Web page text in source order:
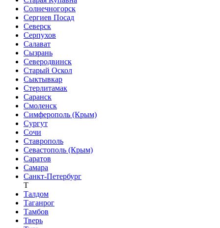
Солнечногорск
Сергиев Посад
Северск
Серпухов
Салават
Сызрань
Северодвинск
Старый Оскол
Сыктывкар
Стерлитамак
Саранск
Смоленск
Симферополь (Крым)
Сургут
Сочи
Ставрополь
Севастополь (Крым)
Саратов
Самара
Санкт-Петербург
Т
Талдом
Таганрог
Тамбов
Тверь